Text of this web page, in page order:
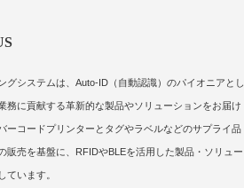
グシステムは、Auto-ID（自動認識）のパイオニアとし
務に貢献する革新的な製品やソリューションをお届け
ーコードプリンターとタグやラベルなどのサプライ品
販売を基盤に、RFIDやBLEを活用した製品・ソリュー
ています。